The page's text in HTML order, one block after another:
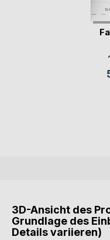
3D-Ansicht des
Grundlage des
Details variieren)